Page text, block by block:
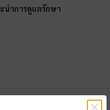
นำการดูแลรักษา